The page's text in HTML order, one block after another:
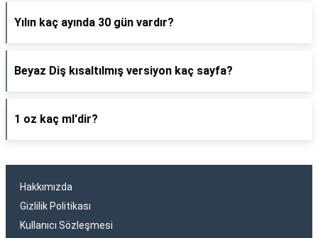
Yılın kaç ayında 30 gün vardır?
Beyaz Diş kısaltılmış versiyon kaç sayfa?
1 oz kaç ml'dir?
Hakkımızda
Gizlilik Politikası
Kullanıcı Sözleşmesi